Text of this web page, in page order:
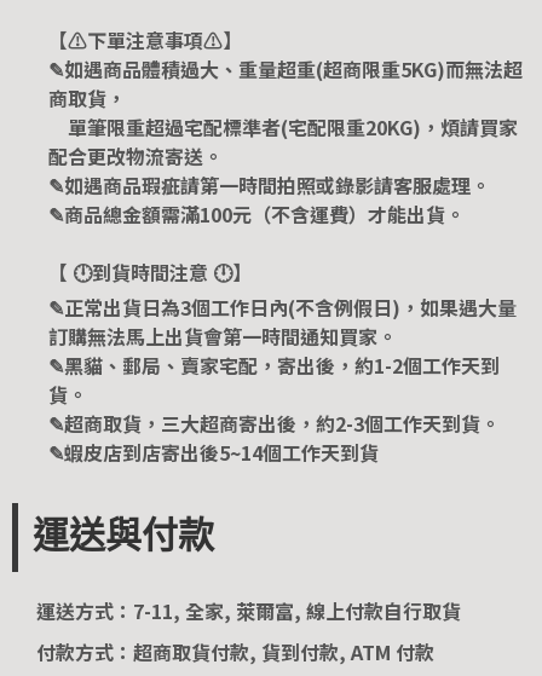
【⚠️下單注意事項⚠️】
✎如遇商品體積過大、重量超重(超商限重5KG)而無法超
商取貨，
單筆限重超過宅配標準者(宅配限重20KG)，煩請買家
配合更改物流寄送。
✎如遇商品瑕疵請第一時間拍照或錄影請客服處理。
✎商品總金額需滿100元（不含運費）才能出貨。
【 🕛到貨時間注意 🕛】
✎正常出貨日為3個工作日內(不含例假日)，如果遇大量
訂購無法馬上出貨會第一時間通知買家。
✎黑貓、郵局、賣家宅配，寄出後，約1-2個工作天到
貨。
✎超商取貨，三大超商寄出後，約2-3個工作天到貨。
✎蝦皮店到店寄出後5~14個工作天到貨
運送與付款
運送方式：7-11, 全家, 萊爾富, 線上付款自行取貨
付款方式：超商取貨付款, 貨到付款, ATM 付款